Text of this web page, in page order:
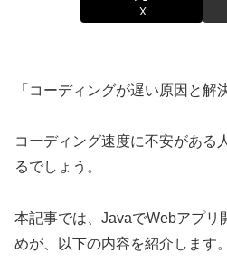
X
「コーディングが遅い原因と解
コーディング速度に不安がある
るでしょう。
本記事では、JavaでWebアプリ
めが、以下の内容を紹介します。